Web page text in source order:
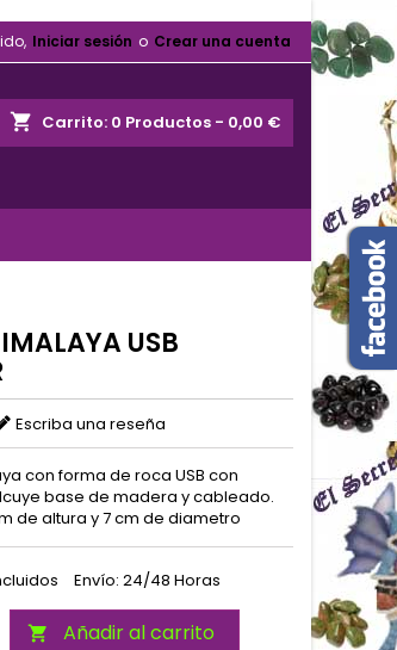
Iniciar sesión o Crear una cuenta
shopping_cart Carrito: 0 Productos - 0,00 €
USB
Escriba una reseña
con forma de roca USB con
base de madera y cableado.
de altura y 7 cm de diametro
Envío: 24/48 Horas
 Añadir al carrito